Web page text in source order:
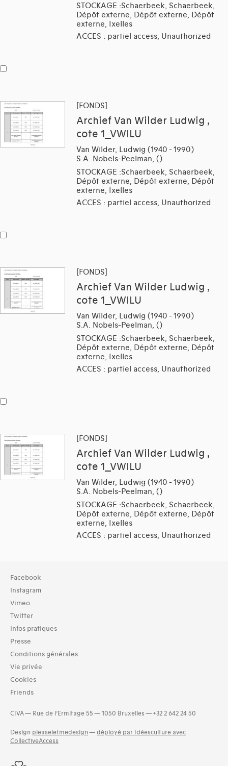
STOCKAGE :Schaerbeek, Schaerbeek,
Dépôt externe, Dépôt externe, Dépôt
externe, Ixelles
ACCES : partiel access, Unauthorized
[FONDS]
Archief Van Wilder Ludwig ,
cote 1_VWILU
Van Wilder, Ludwig (1940 - 1990)
S.A. Nobels-Peelman, ()
STOCKAGE :Schaerbeek, Schaerbeek,
Dépôt externe, Dépôt externe, Dépôt
externe, Ixelles
ACCES : partiel access, Unauthorized
[FONDS]
Archief Van Wilder Ludwig ,
cote 1_VWILU
Van Wilder, Ludwig (1940 - 1990)
S.A. Nobels-Peelman, ()
STOCKAGE :Schaerbeek, Schaerbeek,
Dépôt externe, Dépôt externe, Dépôt
externe, Ixelles
ACCES : partiel access, Unauthorized
[FONDS]
Archief Van Wilder Ludwig ,
cote 1_VWILU
Van Wilder, Ludwig (1940 - 1990)
S.A. Nobels-Peelman, ()
STOCKAGE :Schaerbeek, Schaerbeek,
Dépôt externe, Dépôt externe, Dépôt
externe, Ixelles
ACCES : partiel access, Unauthorized
Collection
TOUT (2)
Archives (2)
Domaines thématiques
01-architecture domestique (13)
02-architecture agricole (1)
03-architecture artisanale et industrielle (9)
04-architecture commerciale et de services (9)
05-architecture de l'administration et vie publique (9)
06-architecture fiscale et financière (6)
and 11 more
Facebook
Instagram
Vimeo
Twitter
Infos pratiques
Presse
Conditions générales
Vie privée
Cookies
Friends
CIVA — Rue de l’Ermitage 55 — 1050 Bruxelles — +32 2 642 24 50
Design pleaseletmedesign — déployé par Idéesculture avec
CollectiveAccess